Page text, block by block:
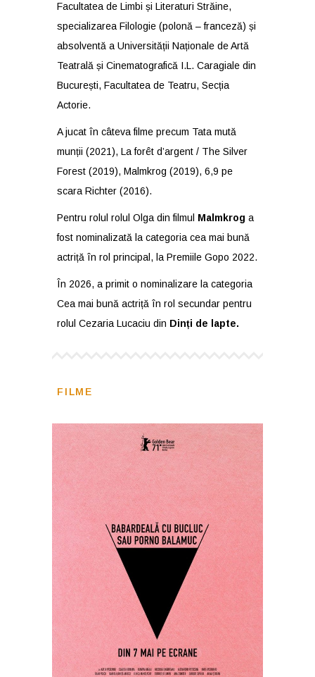
Facultatea de Limbi și Literaturi Străine,
specializarea Filologie (polonă – franceză) și
absolventă a Universității Naționale de Artă
Teatrală și Cinematografică I.L. Caragiale din
București, Facultatea de Teatru, Secția
Actorie.
A jucat în câteva filme precum Tata mută
munții (2021), La forêt d’argent / The Silver
Forest (2019), Malmkrog (2019), 6,9 pe
scara Richter (2016).
Pentru rolul rolul Olga din filmul Malmkrog a
fost nominalizată la categoria cea mai bună
actriță în rol principal, la Premiile Gopo 2022.
În 2026, a primit o nominalizare la categoria
Cea mai bună actriță în rol secundar pentru
rolul Cezaria Lucaciu din Dinți de lapte.
FILME